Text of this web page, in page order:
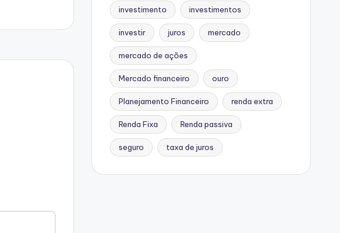
investimento investimentos
investir juros mercado
mercado de ações
Mercado financeiro ouro
Planejamento Financeiro renda extra
Renda Fixa Renda passiva
seguro taxa de juros